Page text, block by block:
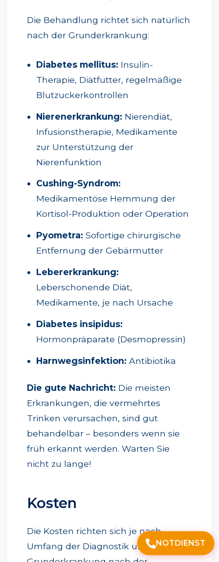
NOTDIENST
Die Behandlung richtet sich natürlich
nach der Grunderkrankung:
Diabetes mellitus: Insulin-
Therapie, Diätfutter, regelmäßige
Blutzuckerkontrollen
Nierenerkrankung: Nierendiät,
Infusionstherapie, Medikamente
zur Unterstützung der
Nierenfunktion
Cushing-Syndrom:
Medikamentöse Hemmung der
Kortisol-Produktion oder Operation
Pyometra: Sofortige chirurgische
Entfernung der Gebärmutter
Lebererkrankung:
Leberschonende Diät,
Medikamente, je nach Ursache
Diabetes insipidus:
Hormonpräparate (Desmopressin)
Harnwegsinfektion: Antibiotika
Die gute Nachricht: Die meisten
Erkrankungen, die vermehrtes
Trinken verursachen, sind gut
behandelbar – besonders wenn sie
früh erkannt werden. Warten Sie
nicht zu lange!
Kosten
Die Kosten richten sich je nach
Umfang der Diagnostik und der